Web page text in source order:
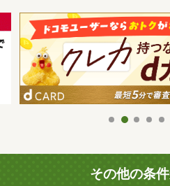
その他の条